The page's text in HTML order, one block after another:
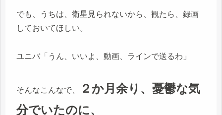
でも、うちは、衛星見られないから、観たら、録画
しておいてほしい。
ユニバ「うん、いいよ、動画、ラインで送るわ」
そんなこんなで、
２か月余り、憂鬱な気
分でいたのに、